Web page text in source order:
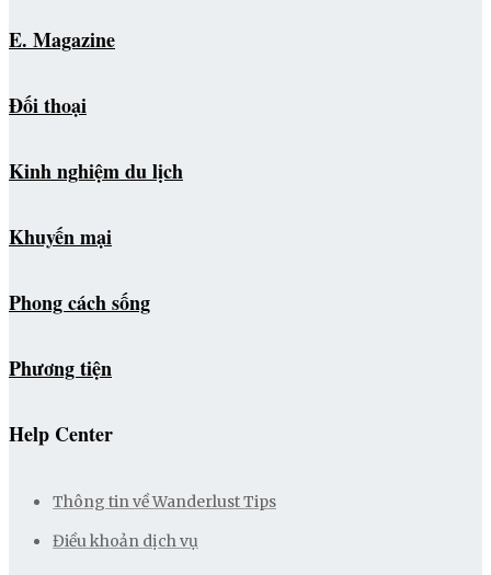
E. Magazine
Đối thoại
Kinh nghiệm du lịch
Khuyến mại
Phong cách sống
Phương tiện
Help Center
Thông tin về Wanderlust Tips
Điều khoản dịch vụ